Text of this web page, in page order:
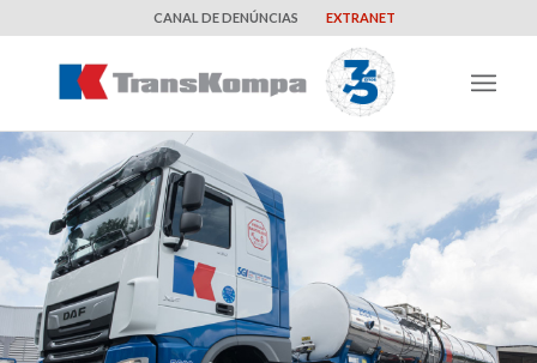
CANAL DE DENÚNCIAS EXTRANET